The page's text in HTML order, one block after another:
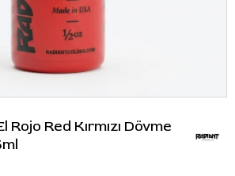
Red Kırmızı Dövme